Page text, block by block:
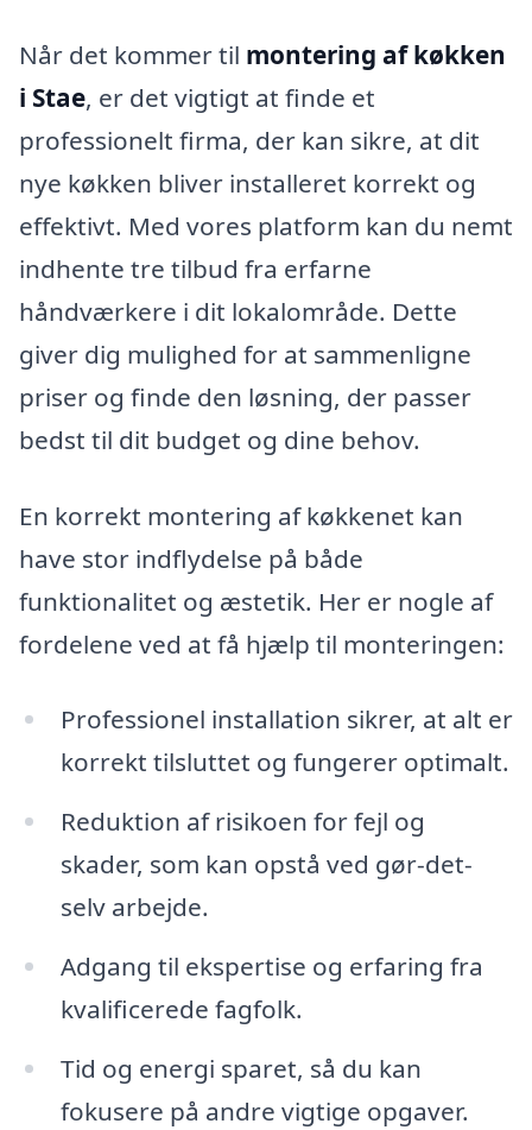
Når det kommer til montering af køkken
i Stae, er det vigtigt at finde et
professionelt firma, der kan sikre, at dit
nye køkken bliver installeret korrekt og
effektivt. Med vores platform kan du nemt
indhente tre tilbud fra erfarne
håndværkere i dit lokalområde. Dette
giver dig mulighed for at sammenligne
priser og finde den løsning, der passer
bedst til dit budget og dine behov.
En korrekt montering af køkkenet kan
have stor indflydelse på både
funktionalitet og æstetik. Her er nogle af
fordelene ved at få hjælp til monteringen:
Professionel installation sikrer, at alt er
korrekt tilsluttet og fungerer optimalt.
Reduktion af risikoen for fejl og
skader, som kan opstå ved gør-det-
selv arbejde.
Adgang til ekspertise og erfaring fra
kvalificerede fagfolk.
Tid og energi sparet, så du kan
fokusere på andre vigtige opgaver.